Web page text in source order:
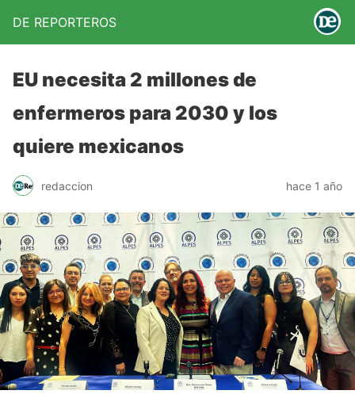
DE REPORTEROS
EU necesita 2 millones de
enfermeros para 2030 y los
quiere mexicanos
redaccion hace 1 año